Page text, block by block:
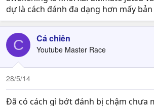
dự là cách đánh đa dạng hơn mấy
C Cá chiên
Youtube Master Race
28/5/14
Đã có cách gì bớt đánh bị chậm chưa